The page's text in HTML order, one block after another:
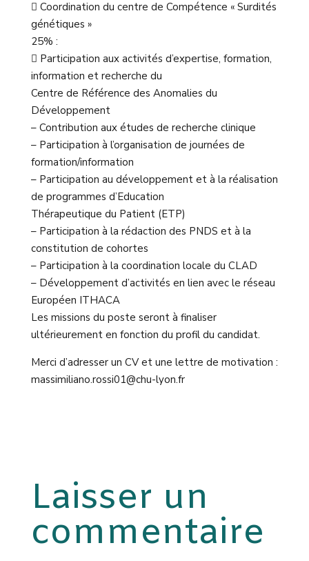
 Coordination du centre de Compétence « Surdités
génétiques »
25% :
 Participation aux activités d’expertise, formation,
information et recherche du
Centre de Référence des Anomalies du
Développement
– Contribution aux études de recherche clinique
– Participation à l’organisation de journées de
formation/information
– Participation au développement et à la réalisation
de programmes d’Education
Thérapeutique du Patient (ETP)
– Participation à la rédaction des PNDS et à la
constitution de cohortes
– Participation à la coordination locale du CLAD
– Développement d’activités en lien avec le réseau
Européen ITHACA
Les missions du poste seront à finaliser
ultérieurement en fonction du profil du candidat.
Merci d’adresser un CV et une lettre de motivation :
massimiliano.rossi01@chu-lyon.fr
Laisser un
commentaire